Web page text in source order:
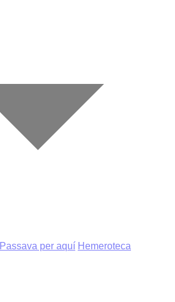
Passava per aquí Hemeroteca